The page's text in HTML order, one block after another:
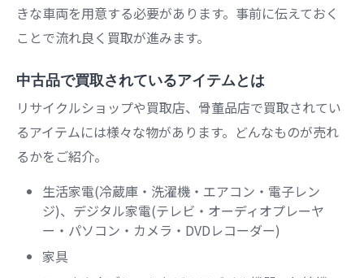
きな車両を用意する必要があります。事前に伝えておく
ことで流れ良く買取が進みます。
中古品で買取されているアイテムとは
リサイクルショップや買取店、骨董品店で買取されてい
るアイテムには様々な物があります。どんなものが売れ
るかをご紹介。
生活家電(冷蔵庫・洗濯機・エアコン・電子レン
ジ)、デジタル家電(テレビ・オーディオプレーヤ
ー・パソコン・カメラ・DVDレコーダー)
家具